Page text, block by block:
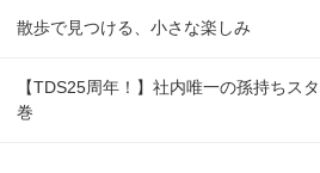
散歩で見つける、小さな楽しみ
【TDS25周年！】社内唯一の孫持ちス
巻